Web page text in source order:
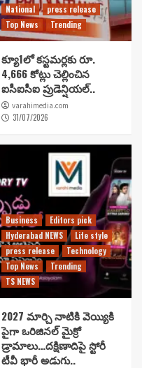
National
press release
Top News
Trending
క్యూ1లో కస్టమర్లకు రూ.
4,666 కోట్లు చెల్లించిన
ఐసీఐసీఐ ప్రుడెన్షియల్..
varahimedia.com
31/07/2026
Business
Editors pick
Hyderabad NEWS
Life style
press release
Technology
Top News
Trending
TS NEWS
2027 మార్చి నాటికి వెయ్యికి
పైగా ఒరిజినల్ మైక్రో
డ్రామాలు…దక్షిణాదిపై స్టోరీ
టీవీ భారీ అడుగు..